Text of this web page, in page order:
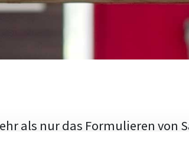
als nur das Formulieren von
Fähigkeit, den aktuellen